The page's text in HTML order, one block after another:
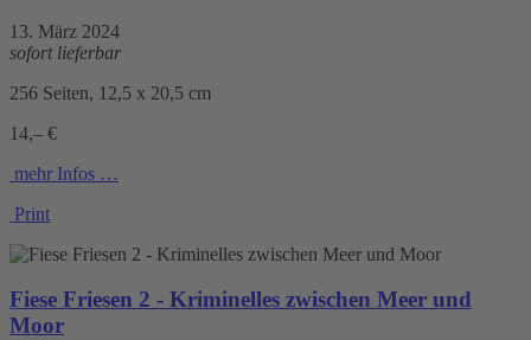
13. März 2024
sofort lieferbar
256 Seiten, 12,5 x 20,5 cm
14,– €
mehr Infos …
Print
Fiese Friesen 2 - Kriminelles zwischen Meer und
Moor